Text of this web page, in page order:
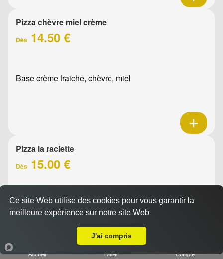
Pizza chèvre miel crème
Dès 14.50 €
Base crème fraiche, chèvre, miel
Pizza la raclette
Dès 15.00 €
Base crème fraîche, raclette, jambon, oignons confits,
emmental, olives
Accueil Panier Compte
Ce site Web utilise des cookies pour vous garantir la
meilleure expérience sur notre site Web
J'ai compris